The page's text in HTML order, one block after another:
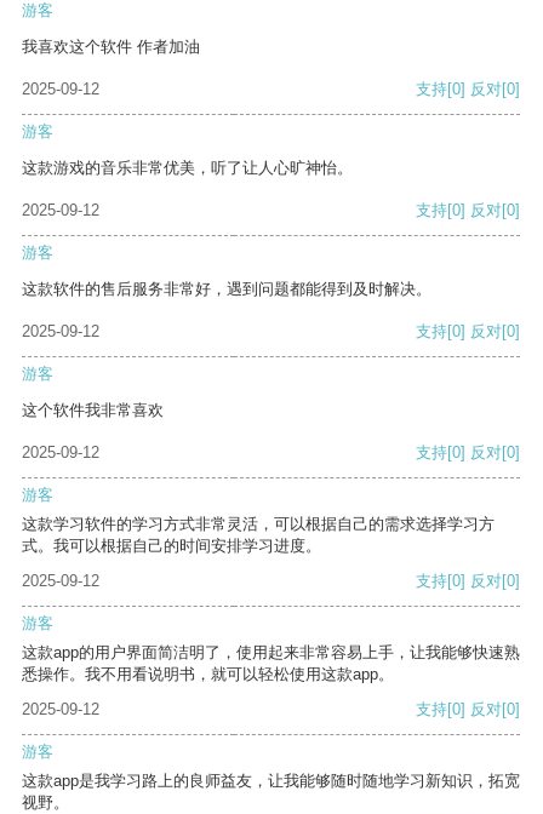
游客
我喜欢这个软件 作者加油
2025-09-12 支持[0] 反对[0]
游客
这款游戏的音乐非常优美，听了让人心旷神怡。
2025-09-12 支持[0] 反对[0]
游客
这款软件的售后服务非常好，遇到问题都能得到及时解决。
2025-09-12 支持[0] 反对[0]
游客
这个软件我非常喜欢
2025-09-12 支持[0] 反对[0]
游客
这款学习软件的学习方式非常灵活，可以根据自己的需求选择学习方
式。我可以根据自己的时间安排学习进度。
2025-09-12
支持[0] 反对[0]
游客
这款app的用户界面简洁明了，使用起来非常容易上手，让我能够快速熟
悉操作。我不用看说明书，就可以轻松使用这款app。
2025-09-12
支持[0] 反对[0]
游客
这款app是我学习路上的良师益友，让我能够随时随地学习新知识，拓宽
视野。